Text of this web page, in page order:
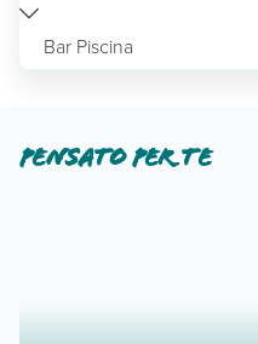
Bar Piscina
Pensato per te